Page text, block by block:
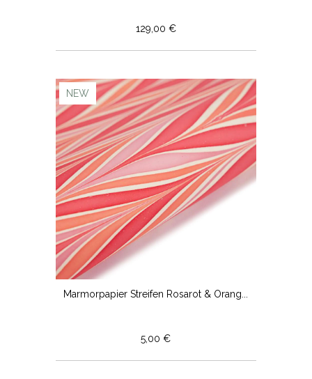
129,00 €
NEW
Marmorpapier Streifen Rosarot & Orang...
5,00 €